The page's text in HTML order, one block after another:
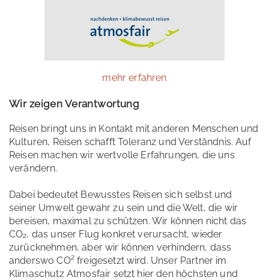
mehr erfahren
Wir zeigen Verantwortung
Reisen bringt uns in Kontakt mit anderen Menschen und
Kulturen, Reisen schafft Toleranz und Verständnis. Auf
Reisen machen wir wertvolle Erfahrungen, die uns
verändern.
Dabei bedeutet Bewusstes Reisen sich selbst und
seiner Umwelt gewahr zu sein und die Welt, die wir
bereisen, maximal zu schützen. Wir können nicht das
CO₂, das unser Flug konkret verursacht, wieder
zurücknehmen, aber wir können verhindern, dass
anderswo CO² freigesetzt wird. Unser Partner im
Klimaschutz Atmosfair setzt hier den höchsten und